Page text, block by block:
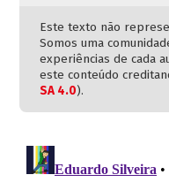
Este texto não
Somos uma
experiências de cada
este conteúdo
SA 4.0).